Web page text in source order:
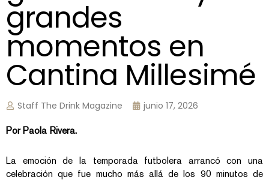
grandes
momentos en
Cantina Millesimé
Staff The Drink Magazine junio 17, 2026
Por Paola Rivera.
La emoción de la temporada futbolera arrancó con una
celebración que fue mucho más allá de los 90 minutos de